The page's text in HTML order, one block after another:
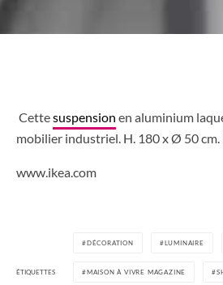
Cettesuspension en aluminium
mobilier industriel. H. 180 x Ø 50 cm.
www.ikea.com
ÉTIQUETTES
DÉCORATION LUMINAIRE
MAISON À VIVRE MAGAZINE